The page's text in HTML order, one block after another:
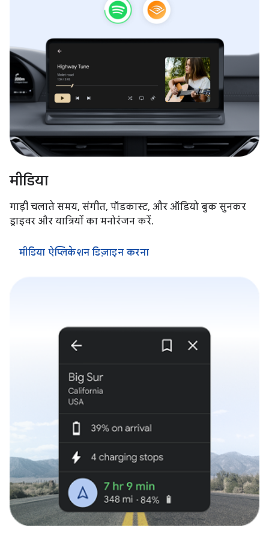
मीडिया
गाड़ी चलाते समय, संगीत, पॉडकास्ट, और ऑडियो बुक सुनकर
ड्राइवर और यात्रियों का मनोरंजन करें.
मीडिया ऐप्लिकेशन डिज़ाइन करना